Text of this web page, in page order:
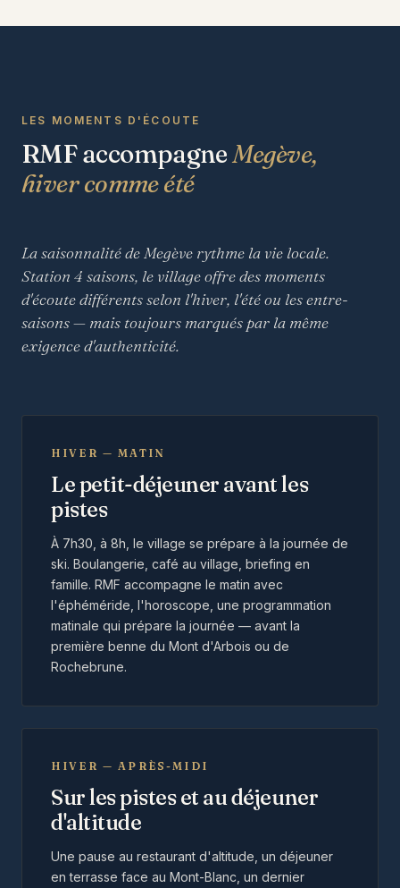
LES MOMENTS D'ÉCOUTE
RMF accompagneMegève,
hiver comme été
La saisonnalité de Megève rythme la vie locale.
Station 4 saisons, le village offre des moments
d'écoute différents selon l'hiver, l'été ou les entre-
saisons — mais toujours marqués par la même
exigence d'authenticité.
HIVER — MATIN
Le petit-déjeuner avant les
pistes
À 7h30, à 8h, le village se prépare à la journée de
ski. Boulangerie, café au village, briefing en
famille. RMF accompagne le matin avec
l'éphéméride, l'horoscope, une programmation
matinale qui prépare la journée — avant la
première benne du Mont d'Arbois ou de
Rochebrune.
HIVER — APRÈS-MIDI
Sur les pistes et au déjeuner
d'altitude
Une pause au restaurant d'altitude, un déjeuner
en terrasse face au Mont-Blanc, un dernier